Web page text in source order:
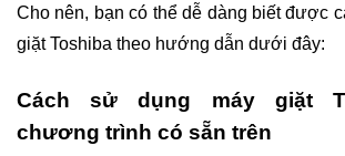
Cho nên, bạn có thể dễ dàng biết được
giặt Toshiba theo hướng dẫn dưới đây:
Cách sử dụng máy giặt
chương trình có sẵn trên